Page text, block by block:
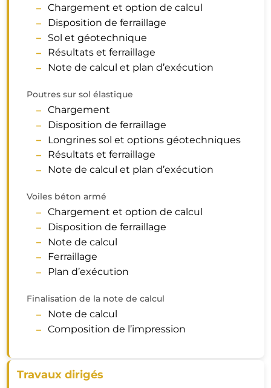
Chargement et option de calcul
Disposition de ferraillage
Sol et géotechnique
Résultats et ferraillage
Note de calcul et plan d’exécution
Poutres sur sol élastique
Chargement
Disposition de ferraillage
Longrines sol et options géotechniques
Résultats et ferraillage
Note de calcul et plan d’exécution
Voiles béton armé
Chargement et option de calcul
Disposition de ferraillage
Note de calcul
Ferraillage
Plan d’exécution
Finalisation de la note de calcul
Note de calcul
Composition de l’impression
Travaux dirigés